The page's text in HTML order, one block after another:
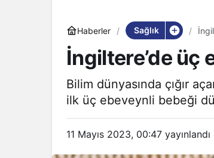
Haberler Sağlık
İngiltere’de üç
Bilim dünyasında çığır
ilk üç ebeveynli bebeği
11 Mayıs 2023, 00:47 yayınlandı